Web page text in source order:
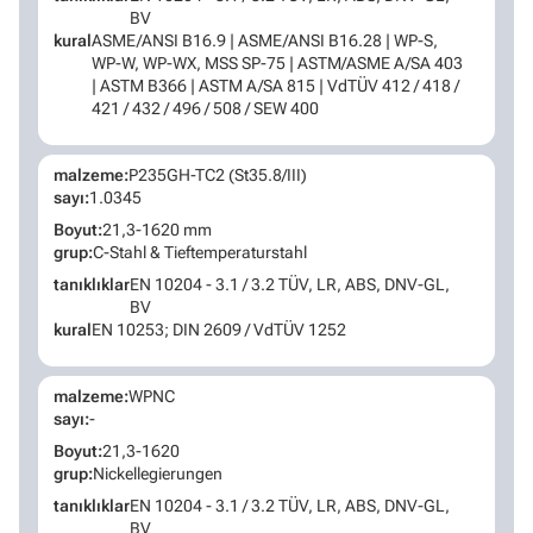
BV
kuralASME/ANSI B16.9 | ASME/ANSI B16.28 | WP-S,
WP-W, WP-WX, MSS SP-75 | ASTM/ASME A/SA 403
| ASTM B366 | ASTM A/SA 815 | VdTÜV 412 / 418 /
421 / 432 / 496 / 508 / SEW 400
malzeme:P235GH-TC2 (St35.8/III)
sayı:1.0345
Boyut:21,3-1620 mm
grup:C-Stahl & Tieftemperaturstahl
tanıklıklarEN 10204 - 3.1 / 3.2 TÜV, LR, ABS, DNV-GL,
BV
kuralEN 10253; DIN 2609 / VdTÜV 1252
malzeme:WPNC
sayı:-
Boyut:21,3-1620
grup:Nickellegierungen
tanıklıklarEN 10204 - 3.1 / 3.2 TÜV, LR, ABS, DNV-GL,
BV